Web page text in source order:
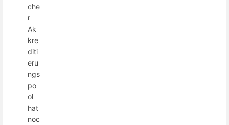
che
r
Ak
kre
diti
eru
ngs
po
ol
hat
noc